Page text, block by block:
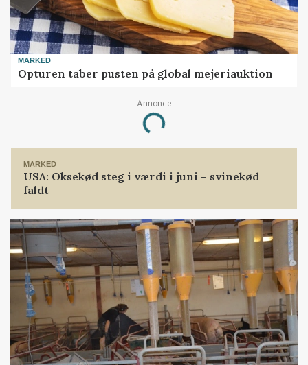
MARKED
Opturen taber pusten på global mejeriauktion
Annonce
Loading...
MARKED
USA: Oksekød steg i værdi i juni – svinekød
faldt